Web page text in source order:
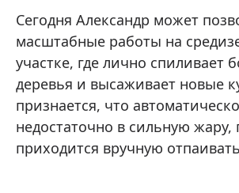
Сегодня Александр может
масштабные работы на
участке, где лично спиливает
деревья и высаживает новые
признается, что
недостаточно в сильную жару,
приходится вручную